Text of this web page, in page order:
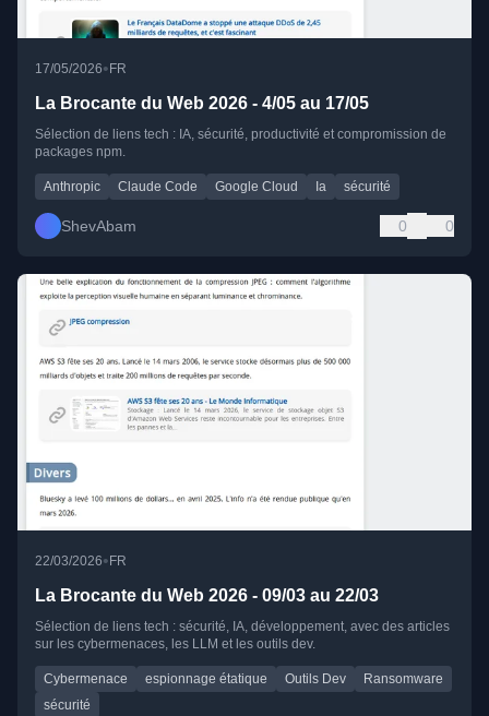
17/05/2026• FR
La Brocante du Web 2026 - 4/05 au 17/05
Sélection de liens tech : IA, sécurité, productivité et compromission de
packages npm.
Anthropic Claude Code Google Cloud Ia sécurité
ShevAbam 0 0
22/03/2026•FR
La Brocante du Web 2026 - 09/03 au 22/03
Sélection de liens tech : sécurité, IA, développement, avec des articles
sur les cybermenaces, les LLM et les outils dev.
Cybermenace espionnage étatique Outils Dev
Ransomware
sécurité